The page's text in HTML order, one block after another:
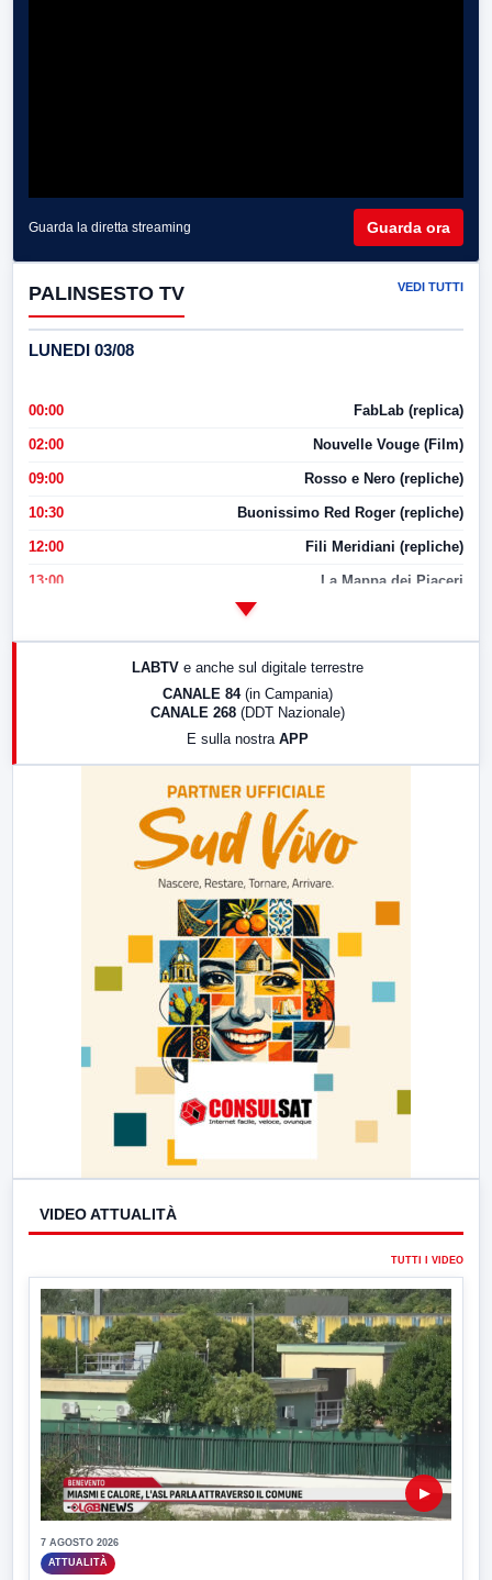
Guarda la diretta streaming Guarda ora
PALINSESTO TV VEDI TUTTI
LUNEDI 03/08
00:00 FabLab (replica)
02:00 Nouvelle Vouge (Film)
09:00 Rosso e Nero (repliche)
10:30 Buonissimo Red Roger (repliche)
12:00 Fili Meridiani (repliche)
13:00 La Mappa dei Piaceri
LABTV e anche sul digitale terrestre
CANALE 84 (in Campania)
CANALE 268 (DDT Nazionale)
E sulla nostra APP
VIDEO ATTUALITÀ
TUTTI I VIDEO
▶
7 AGOSTO 2026
ATTUALITÀ